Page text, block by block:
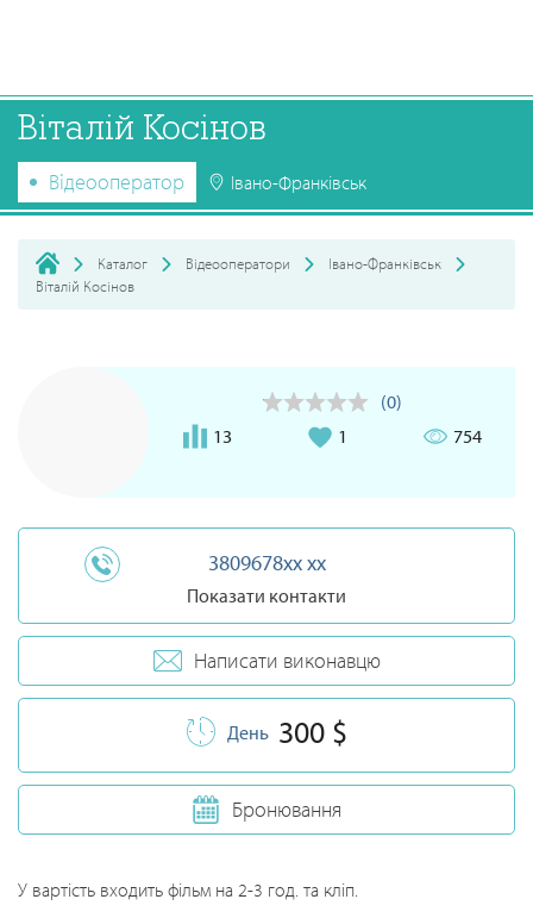
Віталій Косінов
Відеооператор Івано-Франківськ
Каталог Відеооператори
Івано-Франківськ
Віталій Косінов
(0)
13
1 754
3809678xx xx
Показати контакти
Написати виконавцю
День 300 $
Бронювання
У вартість входить фільм на 2-3 год. та кліп.